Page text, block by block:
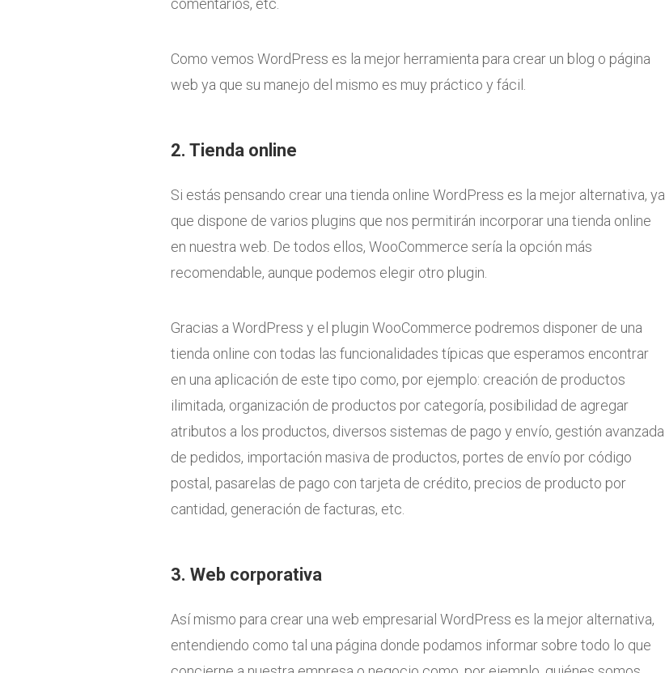
comentarios, etc.
Como vemos WordPress es la mejor herramienta para crear un blog o página
web ya que su manejo del mismo es muy práctico y fácil.
2. Tienda online
Si estás pensando crear una tienda online WordPress es la mejor alternativa, ya
que dispone de varios plugins que nos permitirán incorporar una tienda online
en nuestra web. De todos ellos, WooCommerce sería la opción más
recomendable, aunque podemos elegir otro plugin.
Gracias a WordPress y el plugin WooCommerce podremos disponer de una
tienda online con todas las funcionalidades típicas que esperamos encontrar
en una aplicación de este tipo como, por ejemplo: creación de productos
ilimitada, organización de productos por categoría, posibilidad de agregar
atributos a los productos, diversos sistemas de pago y envío, gestión avanzada
de pedidos, importación masiva de productos, portes de envío por código
postal, pasarelas de pago con tarjeta de crédito, precios de producto por
cantidad, generación de facturas, etc.
3. Web corporativa
Así mismo para crear una web empresarial WordPress es la mejor alternativa,
entendiendo como tal una página donde podamos informar sobre todo lo que